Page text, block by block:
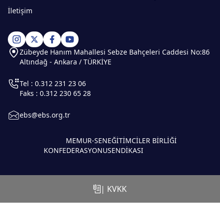
İletişim
MEMUR-SEN
KONFEDERASYONU
EĞİTİMCİLER BİRLİĞİ
SENDİKASI
Zübeyde Hanım Mahallesi Sebze Bahçeleri Caddesi No:86
Altındağ - Ankara / TÜRKİYE
Tel : 0.312 231 23 06
Faks : 0.312 230 65 28
ebs@ebs.org.tr
| KVKK